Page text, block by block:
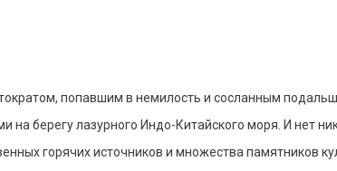
попавшим в немилость и сосланным
берегу лазурного Индо-Китайского моря. И нет
горячих источников и множества памятников